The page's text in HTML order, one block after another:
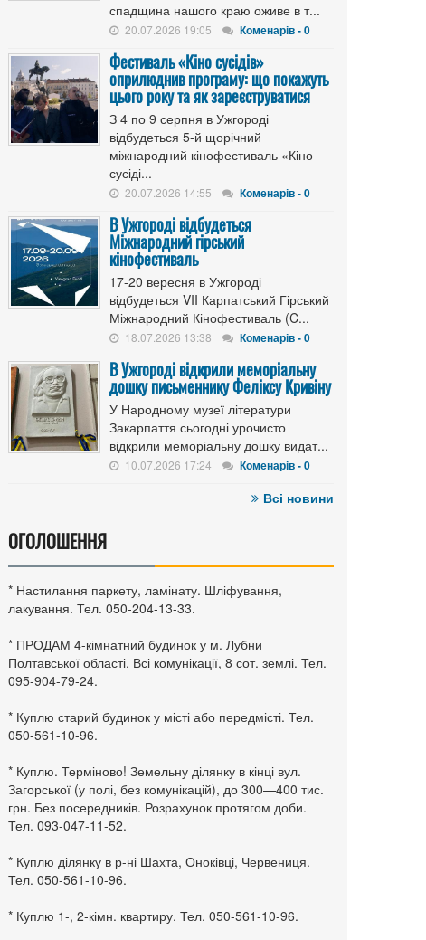
спадщина нашого краю оживе в т...
20.07.2026 19:05 Коменарів - 0
Фестиваль «Кіно сусідів»
оприлюднив програму: що покажуть
цього року та як зареєструватися
З 4 по 9 серпня в Ужгороді
відбудеться 5-й щорічний
міжнародний кінофестиваль «Кіно
сусіді...
20.07.2026 14:55 Коменарів - 0
В Ужгороді відбудеться
Міжнародний гірський
кінофестиваль
17-20 вересня в Ужгороді
відбудеться VII Карпатський Гірський
Міжнародний Кінофестиваль (C...
18.07.2026 13:38 Коменарів - 0
В Ужгороді відкрили меморіальну
дошку письменнику Феліксу Кривіну
У Народному музеї літератури
Закарпаття сьогодні урочисто
відкрили меморіальну дошку видат...
10.07.2026 17:24 Коменарів - 0
Всі новини
ОГОЛОШЕННЯ
* Настилання паркету, ламінату. Шліфування,
лакування. Тел. 050-204-13-33.
* ПРОДАМ 4-кімнатний будинок у м. Лубни
Полтавської області. Всі комунікації, 8 сот. землі. Тел.
095-904-79-24.
* Куплю старий будинок у місті або передмісті. Тел.
050-561-10-96.
* Куплю. Терміново! Земельну ділянку в кінці вул.
Загорської (у полі, без комунікацій), до 300—400 тис.
грн. Без посередників. Розрахунок протягом доби.
Тел. 093-047-11-52.
* Куплю ділянку в р-ні Шахта, Оноківці, Червениця.
Тел. 050-561-10-96.
* Куплю 1-, 2-кімн. квартиру. Тел. 050-561-10-96.